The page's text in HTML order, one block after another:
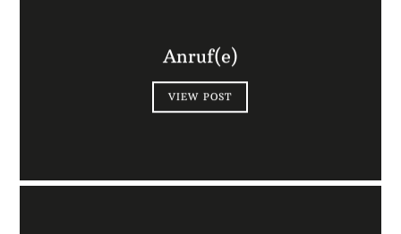
Anruf(e)
VIEW POST